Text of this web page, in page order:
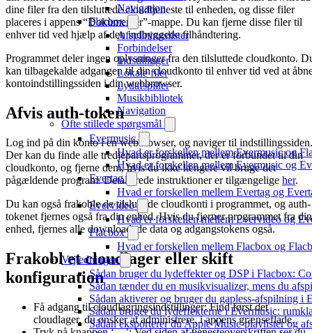
Navigation
Flacbox
Afspilningslister
Forbindelser
Indstillinger
Lokale filer
Lydafspiller
Musikbibliotek
Navigation
Ofte stillede spørgsmål
Evermusic
Hvad er forskellen mellem Evermusic og
Hvad er forskellen mellem Evermusic og
Evertag
Hvad er forskellen mellem Evertag og
Evervideo
Hvad er forskellen mellem Evervideo og
Flacbox
Hvad er forskellen mellem Flacbox og
Vejledninger
Sådan bruger du lydeffekter og DSP i Flacbox:
Sådan tænder du en musikvisualizer, mens du
Sådan aktiverer og bruger du gapless-afspilning i
Sådan bruger du lydeffekterne i Evermusic:
Sådan eksporterer du Apple Music-playlister og
dine filer fra den tilsluttede cloudtjeneste til enheden, og disse filer
placeres i appens “Dokumenter”-mappe. Du kan fjerne disse filer til
enhver tid ved hjælp af den indbyggede filhåndtering.
Programmet deler ingen oplysninger fra den tilsluttede cloudkonto.
kan tilbagekalde adgangen til din cloudkonto til enhver tid ved at
kontoindstillingssiden i din webbrowser.
Afvis auth-token
Log ind på din konto i en webbrowser, og naviger til indstillingssiden.
Der kan du finde alle tredjepartsprogrammer, der er forbundet til din
cloudkonto, og fjerne dem, hvis du ikke længere vil bruge det
pågældende program. Detaljerede instruktioner er tilgængelige her.
Du kan også frakoble de tilsluttede cloudkonti i programmet, og auth-
tokenet fjernes også fra din enhed. Hvis du fjerner programmet fra din
enhed, fjernes alle downloadede data og adgangstokens også.
Frakobl et cloudlager eller skift
konfiguration
Få adgang til cloudlagringsindstillinger: Find først det
cloudlager, du ønsker at administrere, i appens grænseflade.